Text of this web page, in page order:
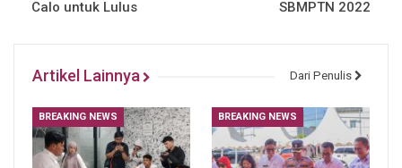
Calo untuk Lulus
SBMPTN 2022
Artikel Lainnya Dari Penulis
BREAKING NEWS BREAKING NEWS